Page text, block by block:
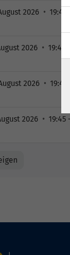
2026 • 19:45
2026 • 19:45
2026 • 19:45
2026 • 19:45